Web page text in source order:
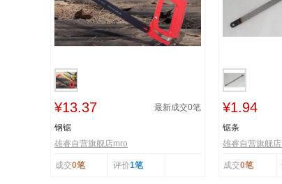
¥13.37 最新成交0笔
钢锯
雄睿自营旗舰店mro
成交0笔 评价1笔
¥1.94
锯条
雄睿自营旗舰
成交0笔